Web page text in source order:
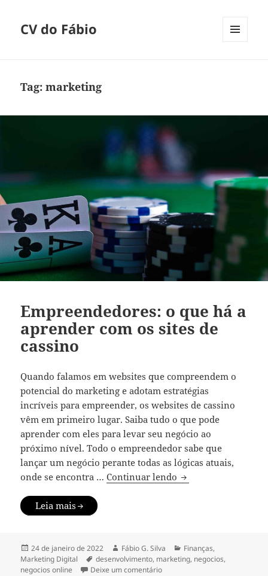
CV do Fábio
Tag:marketing
Empreendedores: o que há a
aprender com os sites de
cassino
Quando falamos em websites que compreendem o
potencial do marketing e adotam estratégias
incríveis para empreender, os websites de cassino
vêm em primeiro lugar. Saiba tudo o que pode
aprender com eles para levar seu negócio ao
próximo nível. Todo o empreendedor sabe que
lançar um negócio perante todas as lógicas atuais,
onde se encontra …Continuar lendo Empreendedores: o
Leia mais
Publicado
em
24 de janeiro de 2022 Autor
Fábio G. Silva Categorias
Finanças,
Marketing Digital
Tags
desenvolvimento, marketing, negocios,
negocios online
Deixe um comentárioem Empreendedores: o que